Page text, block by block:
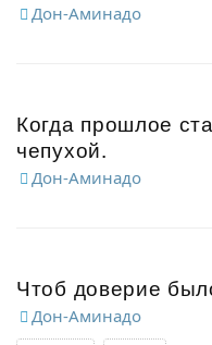
Дон-Аминадо
Когда прошлое
чепухой.
Дон-Аминадо
Чтоб доверие
Дон-Аминадо